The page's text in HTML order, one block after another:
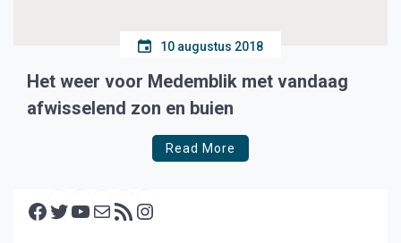
10 augustus 2018
Het weer voor Medemblik met vandaag
afwisselend zon en buien
Read More
Facebook Twitter YouTube E-mail RSS feed